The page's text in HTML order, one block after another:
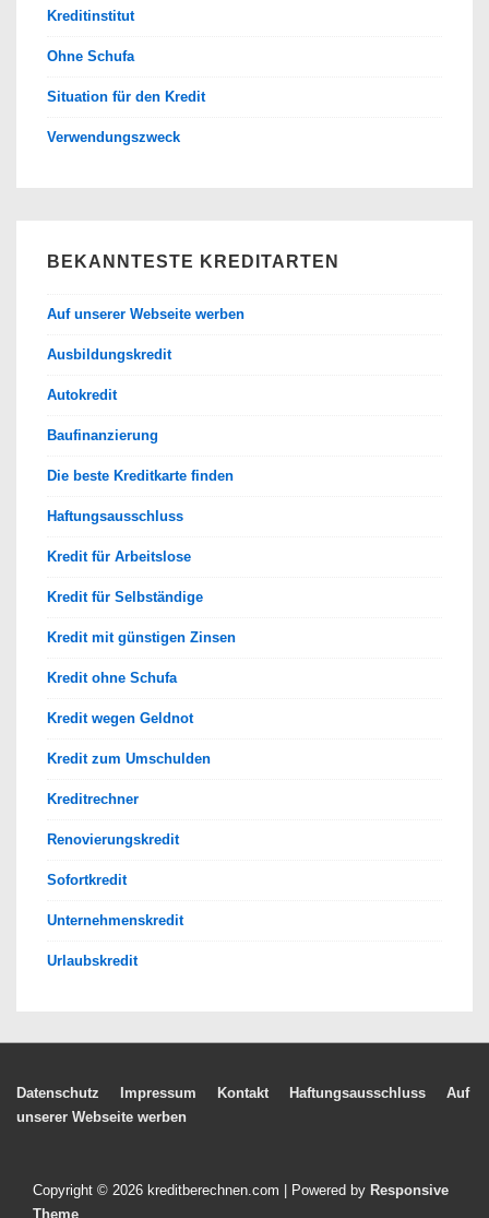
Kreditinstitut
Ohne Schufa
Situation für den Kredit
Verwendungszweck
BEKANNTESTE KREDITARTEN
Auf unserer Webseite werben
Ausbildungskredit
Autokredit
Baufinanzierung
Die beste Kreditkarte finden
Haftungsausschluss
Kredit für Arbeitslose
Kredit für Selbständige
Kredit mit günstigen Zinsen
Kredit ohne Schufa
Kredit wegen Geldnot
Kredit zum Umschulden
Kreditrechner
Renovierungskredit
Sofortkredit
Unternehmenskredit
Urlaubskredit
Footer-
Datenschutz Impressum Kontakt Haftungsausschluss
Auf
unserer Webseite werben
Copyright © 2026 kreditberechnen.com | Powered by Responsive
Theme